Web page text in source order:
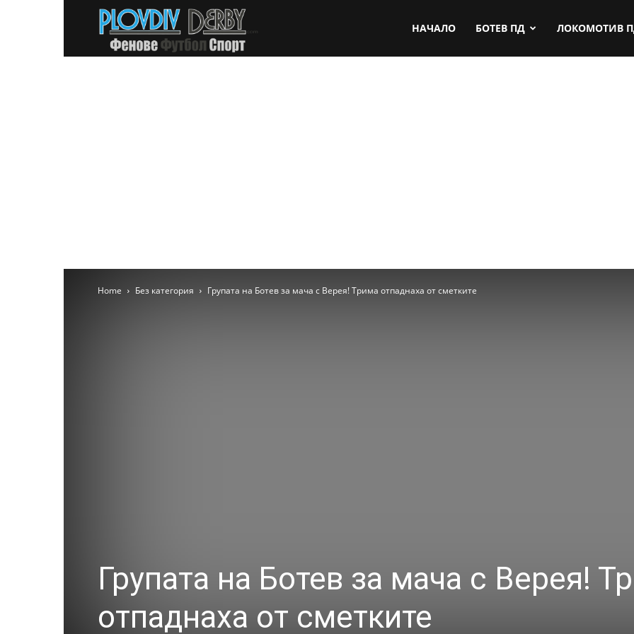
НАЧАЛО БОТЕВ ПД ЛОКОМОТИВ
Home Без категория Групата на Ботев за мача с Верея! Трима отпаднаха от сметките
Групата на Ботев за мача с Верея!
отпаднаха от сметките